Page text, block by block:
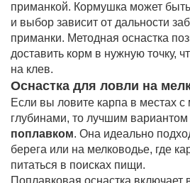
приманкой. Кормушка может
и выбор зависит от дальности
приманки. Методная оснастка
доставить корм в нужную точку,
на клев.
Оснастка для ловли на
Если вы ловите карпа в местах
глубинами, то лучшим вариантом
поплавком. Она идеально
берега или на мелководье, где
питаться в поисках пищи.
Поплавковая оснастка включает